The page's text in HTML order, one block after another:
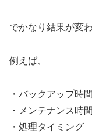
でかなり結果が変
例えば、
・バックアップ時間
・メンテナンス時間
・処理タイミング